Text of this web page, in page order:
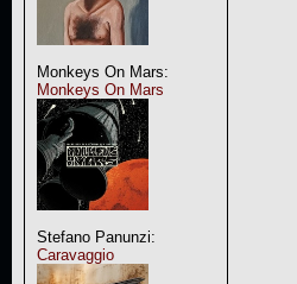
Monkeys On Mars:
Monkeys On Mars
Stefano Panunzi:
Caravaggio